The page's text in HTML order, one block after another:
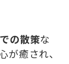
の散策な
が癒され、